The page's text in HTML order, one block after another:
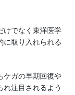
けでなく東洋医学
に取り入れられる
ケガの早期回復や
れ注目されるよう